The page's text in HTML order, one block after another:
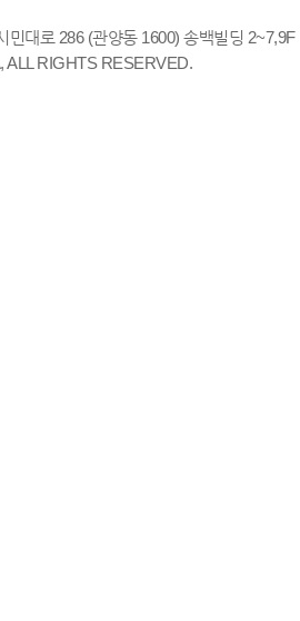
민대로 286 (관양동 1600) 송백빌딩
RIGHTS RESERVED.